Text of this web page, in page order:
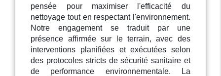
pensée pour maximiser l'efficacité du
nettoyage tout en respectant l'environnement.
Notre engagement se traduit par une
présence affirmée sur le terrain, avec des
interventions planifiées et exécutées selon
des protocoles stricts de sécurité sanitaire et
de performance environnementale. La